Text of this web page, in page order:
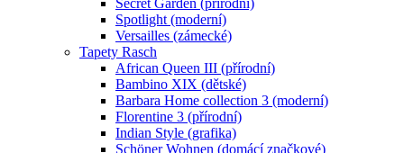
Spotlight (moderní)
Versailles (zámecké)
Tapety Rasch
African Queen III (přírodní)
Bambino XIX (dětské)
Barbara Home collection 3 (moderní)
Florentine 3 (přírodní)
Indian Style (grafika)
Schöner Wohnen (domácí značkové)